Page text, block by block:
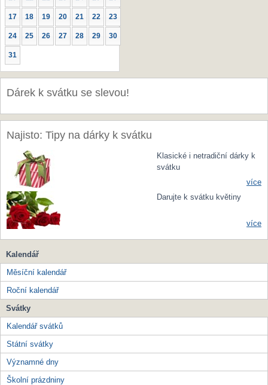
17 18 19 20 21 22 23
24 25 26 27 28 29 30
31
Dárek k svátku se slevou!
Najisto: Tipy na dárky k svátku
Klasické i netradiční dárky k
svátku
více
Darujte k svátku květiny
více
Kalendář
Měsíční kalendář
Roční kalendář
Svátky
Kalendář svátků
Státní svátky
Významné dny
Školní prázdniny